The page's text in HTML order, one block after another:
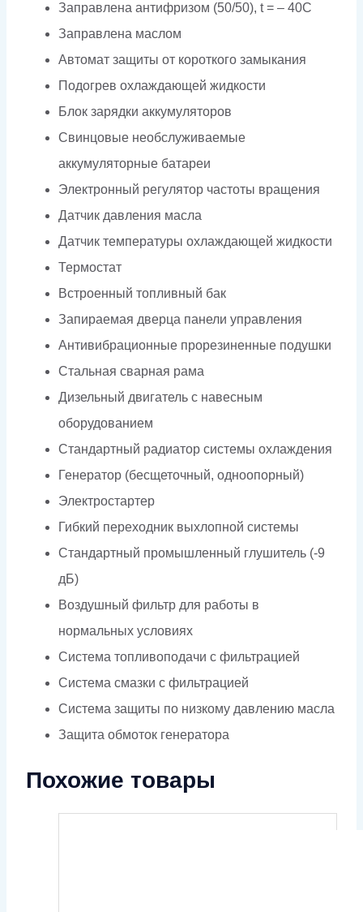
Заправлена антифризом (50/50), t = – 40C
Заправлена маслом
Автомат защиты от короткого замыкания
Подогрев охлаждающей жидкости
Блок зарядки аккумуляторов
Свинцовые необслуживаемые
аккумуляторные батареи
Электронный регулятор частоты вращения
Датчик давления масла
Датчик температуры охлаждающей жидкости
Термостат
Встроенный топливный бак
Запираемая дверца панели управления
Антивибрационные прорезиненные подушки
Стальная сварная рама
Дизельный двигатель с навесным
оборудованием
Стандартный радиатор системы охлаждения
Генератор (бесщеточный, одноопорный)
Электростартер
Гибкий переходник выхлопной системы
Стандартный промышленный глушитель (-9
дБ)
Воздушный фильтр для работы в
нормальных условиях
Система топливоподачи с фильтрацией
Система смазки с фильтрацией
Система защиты по низкому давлению масла
Защита обмоток генератора
Похожие товары